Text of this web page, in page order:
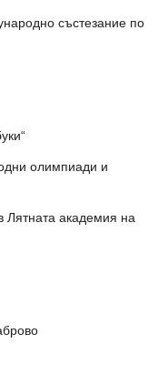
състезание по
олимпиади и
Лятната академия на